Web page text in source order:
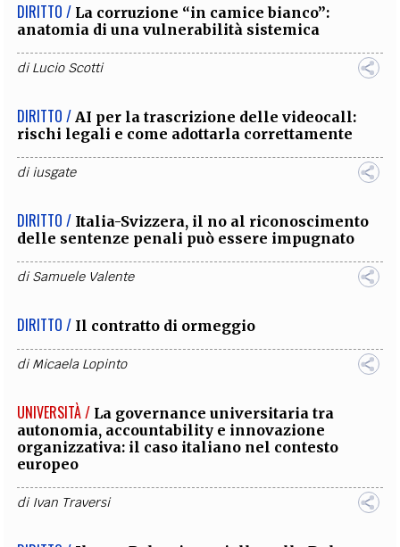
DIRITTO / La corruzione “in camice bianco”:
anatomia di una vulnerabilità sistemica
diLucio Scotti
DIRITTO / AI per la trascrizione delle videocall:
rischi legali e come adottarla correttamente
diiusgate
DIRITTO / Italia-Svizzera, il no al riconoscimento
delle sentenze penali può essere impugnato
diSamuele Valente
DIRITTO / Il contratto di ormeggio
diMicaela Lopinto
UNIVERSITÀ / La governance universitaria tra
autonomia, accountability e innovazione
organizzativa: il caso italiano nel contesto
europeo
di Ivan Traversi